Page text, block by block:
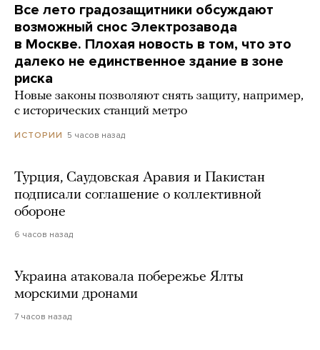
Все лето градозащитники обсуждают
возможный снос Электрозавода
в Москве. Плохая новость в том, что это
далеко не единственное здание в зоне
риска
Новые законы позволяют снять защиту, например,
с исторических станций метро
ИСТОРИИ 5 часов назад
Турция, Саудовская Аравия и Пакистан
подписали соглашение о коллективной
обороне
6 часов назад
Украина атаковала побережье Ялты
морскими дронами
7 часов назад